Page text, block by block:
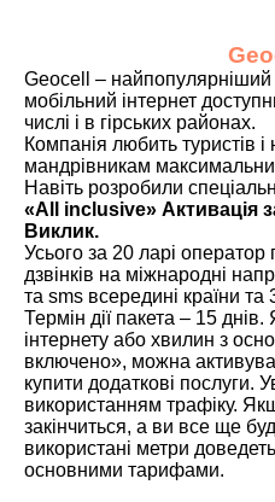
Geocell – найпопулярніший
мобільний інтернет
числі і в гірських районах.
Компанія любить туристів
мандрівникам
Навіть розробили
«All inclusive» Активація
Виклик.
Усього за 20 ларі
дзвінків на міжнародні
та sms всередині країни та
Термін дії пакета – 15
інтернету або хвилин з
включено», можна
купити додаткові послуги.
використанням трафіку.
закінчиться, а ви все ще
використані метри
основними тарифами.